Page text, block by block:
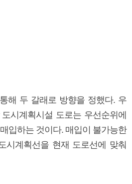
해 두 갈래로 방향을 정했다. 우
시계획시설 도로는 우선순위에
입하는 것이다. 매입이 불가능한
시계획선을 현재 도로선에 맞춰